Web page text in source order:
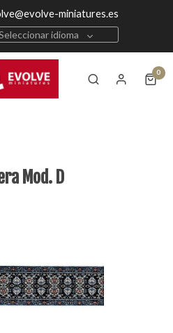
miniatures.es
idioma
0
Mod. D